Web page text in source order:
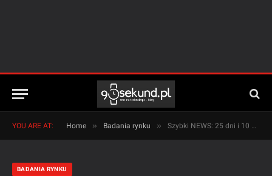
YOU ARE AT: Home » Badania rynku » Szybki NEWS: 25 dni i 10 mln smartfonów Samsunga Galaxy S5 wysłanych do sprzedaży
BADANIA RYNKU